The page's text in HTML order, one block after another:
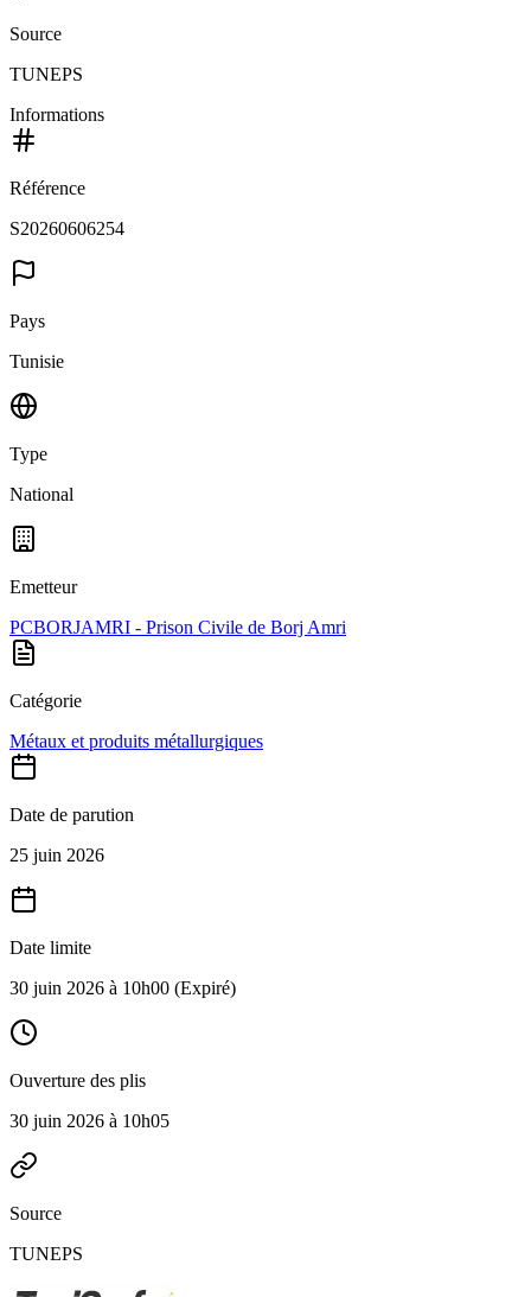
Source
TUNEPS
Informations
Référence
S20260606254
Pays
Tunisie
Type
National
Emetteur
PCBORJAMRI - Prison Civile de Borj Amri
Catégorie
Métaux et produits métallurgiques
Date de parution
25 juin 2026
Date limite
30 juin 2026 à 10h00 (Expiré)
Ouverture des plis
30 juin 2026 à 10h05
Source
TUNEPS